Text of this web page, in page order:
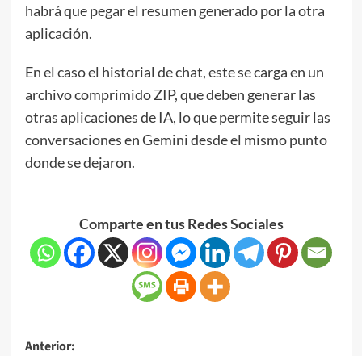
habrá que pegar el resumen generado por la otra
aplicación.
En el caso el historial de chat, este se carga en un
archivo comprimido ZIP, que deben generar las
otras aplicaciones de IA, lo que permite seguir las
conversaciones en Gemini desde el mismo punto
donde se dejaron.
Comparte en tus Redes Sociales
Anterior: